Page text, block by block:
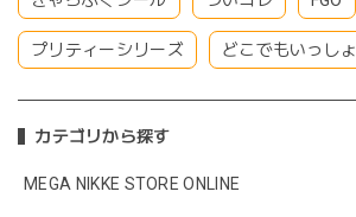
プリティーシリーズ どこでもいっしょ
カテゴリから探す
MEGA NIKKE STORE ONLINE